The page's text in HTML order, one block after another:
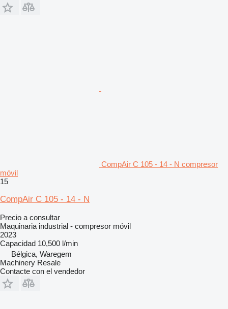
CompAir C 105 - 14 - N compresor
móvil
15
CompAir C 105 - 14 - N
Precio a consultar
Maquinaria industrial - compresor móvil
2023
Capacidad 10,500 l/min
Bélgica, Waregem
Machinery Resale
Contacte con el vendedor